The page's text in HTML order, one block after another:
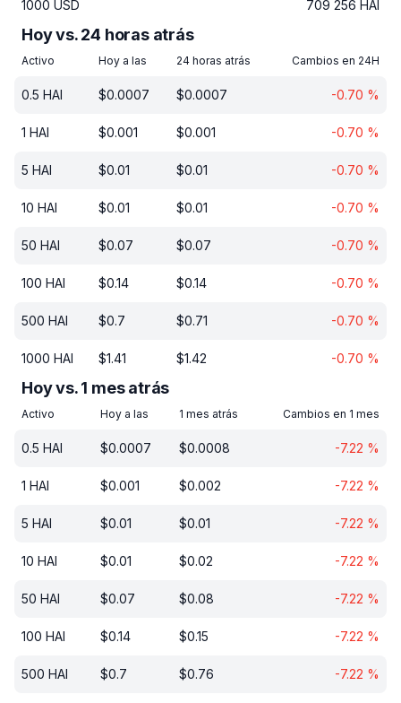
1000 USD 709 256 HAI
Hoy vs. 24 horas atrás
Activo Hoy a las 24 horas atrás Cambios en 24H
0.5 HAI $0.0007 $0.0007 -0.70 %
1 HAI $0.001 $0.001 -0.70 %
5 HAI $0.01 $0.01 -0.70 %
10 HAI $0.01 $0.01 -0.70 %
50 HAI $0.07 $0.07 -0.70 %
100 HAI $0.14 $0.14 -0.70 %
500 HAI $0.7 $0.71 -0.70 %
1000 HAI $1.41 $1.42 -0.70 %
Hoy vs. 1 mes atrás
Activo Hoy a las 1 mes atrás Cambios en 1 mes
0.5 HAI $0.0007 $0.0008 -7.22 %
1 HAI $0.001 $0.002 -7.22 %
5 HAI $0.01 $0.01 -7.22 %
10 HAI $0.01 $0.02 -7.22 %
50 HAI $0.07 $0.08 -7.22 %
100 HAI $0.14 $0.15 -7.22 %
500 HAI $0.7 $0.76 -7.22 %